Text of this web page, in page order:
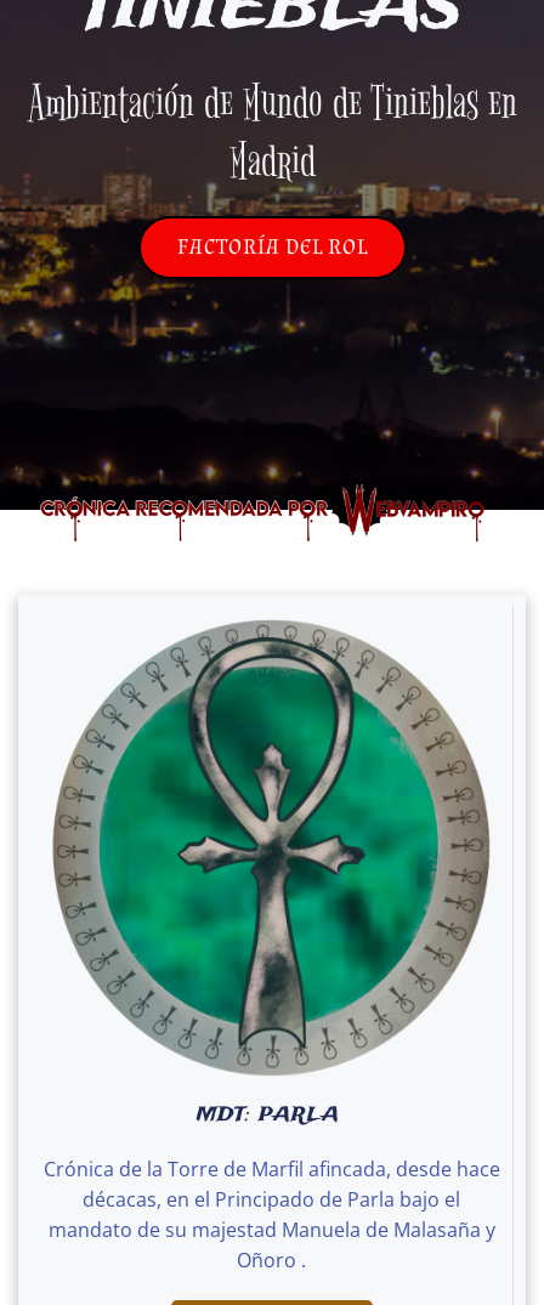
Ambientación de Mundo de Tinieblas en
Madrid
FACTORÍA DEL ROL
MDT: PARLA
Crónica de la Torre de Marfil afincada, desde hace
décacas, en el Principado de Parla bajo el
mandato de su majestad Manuela de Malasaña y
Oñoro .